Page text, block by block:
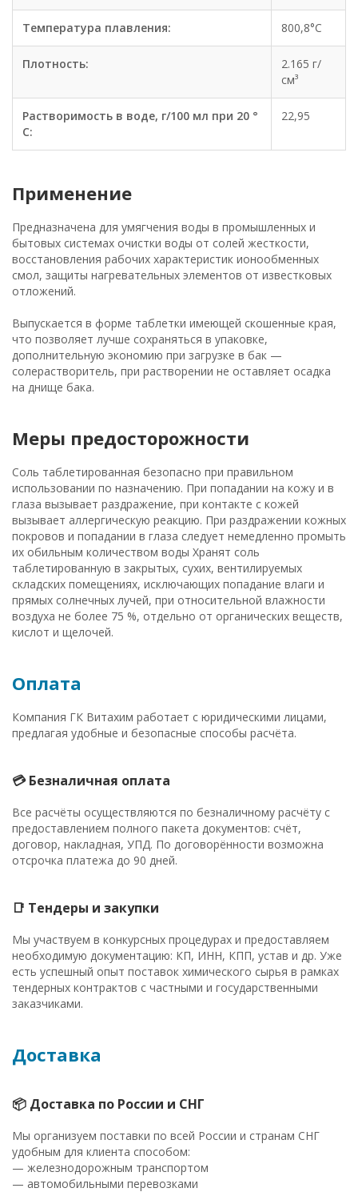
Температура плавления: 800,8°C
Плотность:
2.165 г/
см³
Растворимость в воде, г/100 мл при 20 °
C:
22,95
Применение
Предназначена для умягчения воды в промышленных и
бытовых системах очистки воды от солей жесткости,
восстановления рабочих характеристик ионообменных
смол, защиты нагревательных элементов от известковых
отложений.
Выпускается в форме таблетки имеющей скошенные края,
что позволяет лучше сохраняться в упаковке,
дополнительную экономию при загрузке в бак —
солерастворитель, при растворении не оставляет осадка
на днище бака.
Меры предосторожности
Соль таблетированная безопасно при правильном
использовании по назначению. При попадании на кожу и в
глаза вызывает раздражение, при контакте с кожей
вызывает аллергическую реакцию. При раздражении кожных
покровов и попадании в глаза следует немедленно промыть
их обильным количеством воды Хранят соль
таблетированную в закрытых, сухих, вентилируемых
складских помещениях, исключающих попадание влаги и
прямых солнечных лучей, при относительной влажности
воздуха не более 75 %, отдельно от органических веществ,
кислот и щелочей.
Оплата
Компания ГК Витахим работает с юридическими лицами,
предлагая удобные и безопасные способы расчёта.
💳 Безналичная оплата
Все расчёты осуществляются по безналичному расчёту с
предоставлением полного пакета документов: счёт,
договор, накладная, УПД. По договорённости возможна
отсрочка платежа до 90 дней.
📑 Тендеры и закупки
Мы участвуем в конкурсных процедурах и предоставляем
необходимую документацию: КП, ИНН, КПП, устав и др. Уже
есть успешный опыт поставок химического сырья в рамках
тендерных контрактов с частными и государственными
заказчиками.
Доставка
📦 Доставка по России и СНГ
Мы организуем поставки по всей России и странам СНГ
удобным для клиента способом:
— железнодорожным транспортом
— автомобильными перевозками